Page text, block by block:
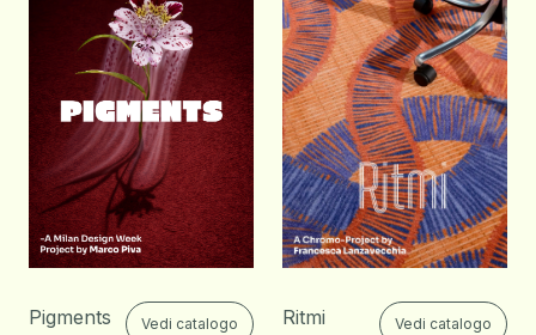
Pigments Vedi catalogo Ritmi Vedi catalogo